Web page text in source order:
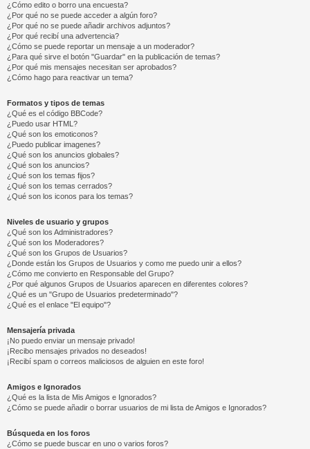
¿Cómo edito o borro una encuesta?
¿Por qué no se puede acceder a algún foro?
¿Por qué no se puede añadir archivos adjuntos?
¿Por qué recibí una advertencia?
¿Cómo se puede reportar un mensaje a un moderador?
¿Para qué sirve el botón "Guardar" en la publicación de temas?
¿Por qué mis mensajes necesitan ser aprobados?
¿Cómo hago para reactivar un tema?
Formatos y tipos de temas
¿Qué es el código BBCode?
¿Puedo usar HTML?
¿Qué son los emoticonos?
¿Puedo publicar imagenes?
¿Qué son los anuncios globales?
¿Qué son los anuncios?
¿Qué son los temas fijos?
¿Qué son los temas cerrados?
¿Qué son los iconos para los temas?
Niveles de usuario y grupos
¿Qué son los Administradores?
¿Qué son los Moderadores?
¿Qué son los Grupos de Usuarios?
¿Donde están los Grupos de Usuarios y como me puedo unir a ellos?
¿Cómo me convierto en Responsable del Grupo?
¿Por qué algunos Grupos de Usuarios aparecen en diferentes colores?
¿Qué es un "Grupo de Usuarios predeterminado"?
¿Qué es el enlace "El equipo"?
Mensajería privada
¡No puedo enviar un mensaje privado!
¡Recibo mensajes privados no deseados!
¡Recibí spam o correos maliciosos de alguien en este foro!
Amigos e Ignorados
¿Qué es la lista de Mis Amigos e Ignorados?
¿Cómo se puede añadir o borrar usuarios de mi lista de Amigos e Ignorados?
Búsqueda en los foros
¿Cómo se puede buscar en uno o varios foros?